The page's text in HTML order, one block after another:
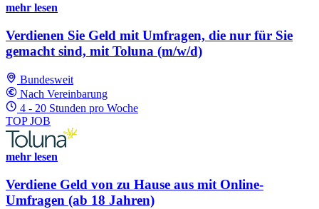
mehr lesen
Verdienen Sie Geld mit Umfragen, die nur für Sie
gemacht sind, mit Toluna (m/w/d)
Bundesweit
Nach Vereinbarung
4 - 20 Stunden pro Woche
TOP JOB
mehr lesen
Verdiene Geld von zu Hause aus mit Online-
Umfragen (ab 18 Jahren)